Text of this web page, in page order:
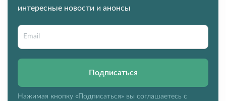
интересные новости и анонсы
Подписаться
Нажимая кнопку «Подписаться» вы соглашаетесь с